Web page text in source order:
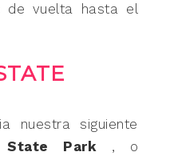
de vuelta hasta el
nuestra siguiente
State Park , o